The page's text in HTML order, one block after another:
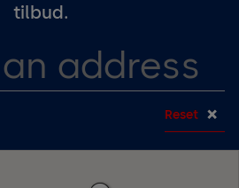
tilbud.
Reset